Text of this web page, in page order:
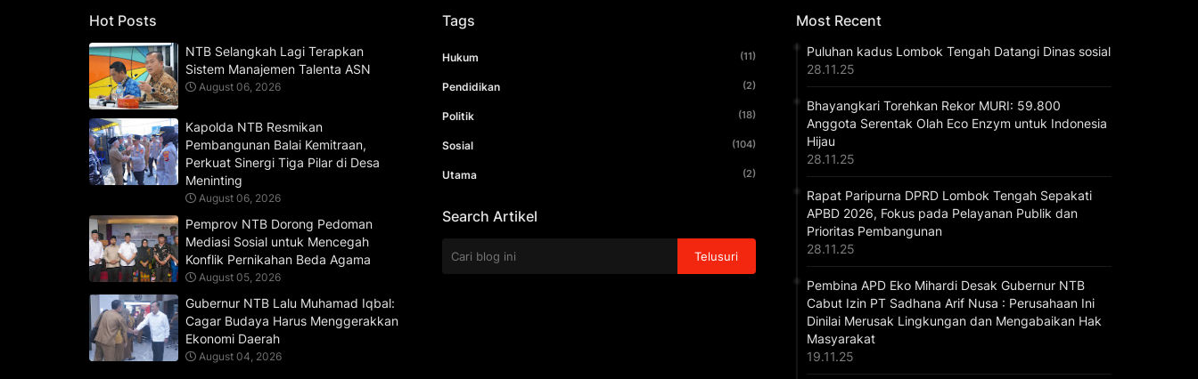
Hot Posts
NTB Selangkah Lagi Terapkan
Sistem Manajemen Talenta ASN
August 06, 2026
Kapolda NTB Resmikan
Pembangunan Balai Kemitraan,
Perkuat Sinergi Tiga Pilar di Desa
Meninting
August 06, 2026
Pemprov NTB Dorong Pedoman
Mediasi Sosial untuk Mencegah
Konflik Pernikahan Beda Agama
August 05, 2026
Gubernur NTB Lalu Muhamad Iqbal:
Cagar Budaya Harus Menggerakkan
Ekonomi Daerah
August 04, 2026
Tags
Hukum (11)
Pendidikan (2)
Politik (18)
Sosial (104)
Utama (2)
Search Artikel
Most Recent
Puluhan kadus Lombok Tengah Datangi Dinas sosial
28.11.25
Bhayangkari Torehkan Rekor MURI: 59.800
Anggota Serentak Olah Eco Enzym untuk Indonesia
Hijau
28.11.25
Rapat Paripurna DPRD Lombok Tengah Sepakati
APBD 2026, Fokus pada Pelayanan Publik dan
Prioritas Pembangunan
28.11.25
Pembina APD Eko Mihardi Desak Gubernur NTB
Cabut Izin PT Sadhana Arif Nusa : Perusahaan Ini
Dinilai Merusak Lingkungan dan Mengabaikan Hak
Masyarakat
19.11.25